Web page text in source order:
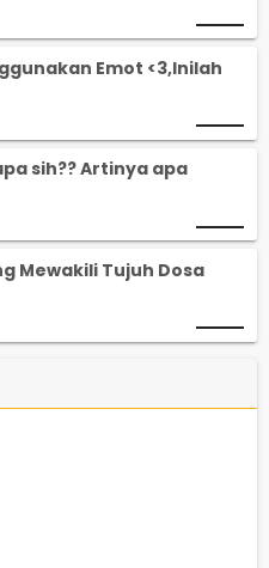
Emot <3,Inilah
sih?? Artinya apa
Mewakili Tujuh Dosa